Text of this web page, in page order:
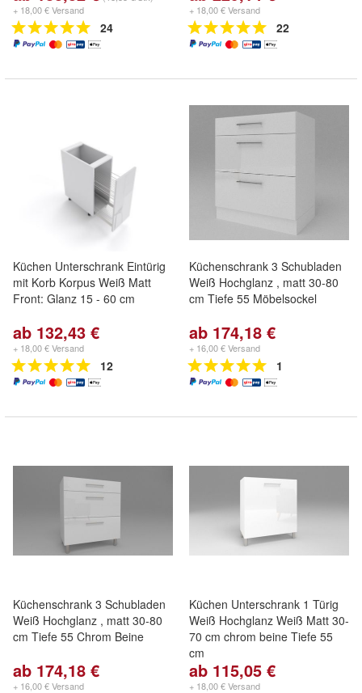
+ 18,00 € Versand
24
+ 18,00 € Versand
22
Küchen Unterschrank Eintürig
mit Korb Korpus Weiß Matt
Front: Glanz 15 - 60 cm
ab 132,43 €
+ 18,00 € Versand
12
Küchenschrank 3 Schubladen
Weiß Hochglanz , matt 30-80
cm Tiefe 55 Möbelsockel
ab 174,18 €
+ 16,00 € Versand
1
Küchenschrank 3 Schubladen
Weiß Hochglanz , matt 30-80
cm Tiefe 55 Chrom Beine
ab 174,18 €
+ 16,00 € Versand
Küchen Unterschrank 1 Türig
Weiß Hochglanz Weiß Matt 30-
70 cm chrom beine Tiefe 55
cm
ab 115,05 €
+ 18,00 € Versand